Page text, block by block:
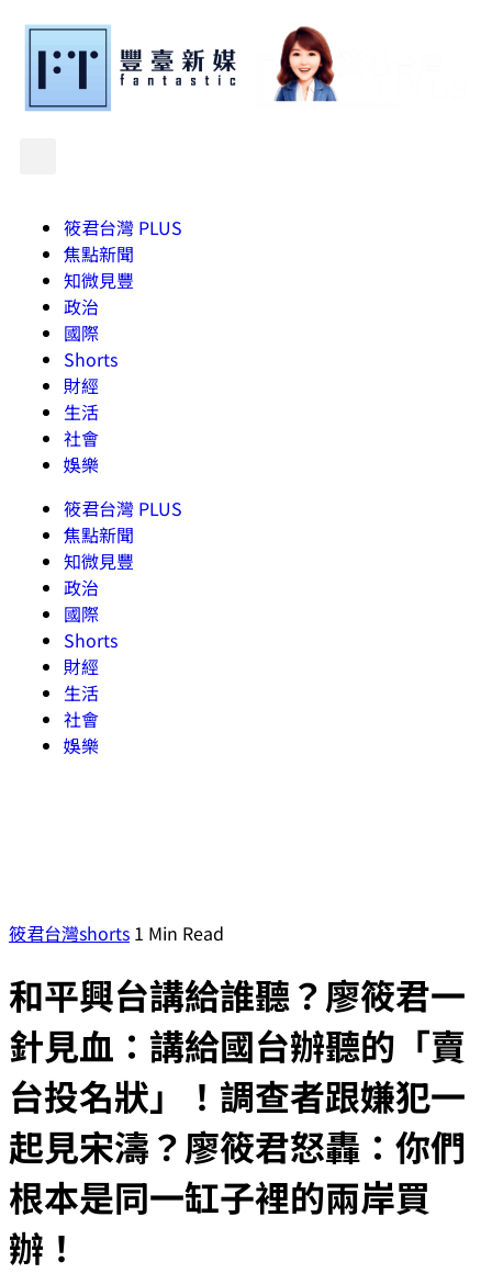
筱君台灣 PLUS
焦點新聞
知微見豐
政治
國際
Shorts
財經
生活
社會
娛樂
筱君台灣 PLUS
焦點新聞
知微見豐
政治
國際
Shorts
財經
生活
社會
娛樂
筱君台灣shorts 1 Min Read
和平興台講給誰聽？廖筱君一
針見血：講給國台辦聽的「賣
台投名狀」！調查者跟嫌犯一
起見宋濤？廖筱君怒轟：你們
根本是同一缸子裡的兩岸買
辦！